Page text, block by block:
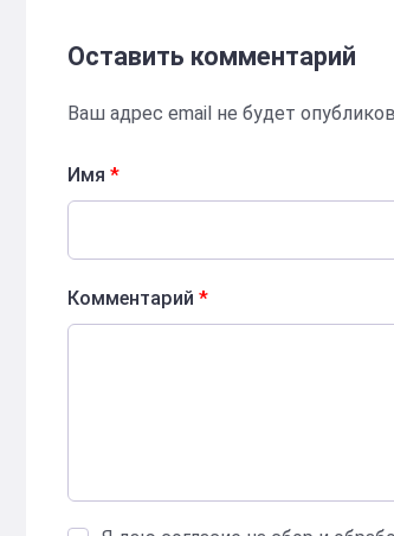
Оставить комментарий
Ваш адрес email не будет
Имя *
Комментарий *